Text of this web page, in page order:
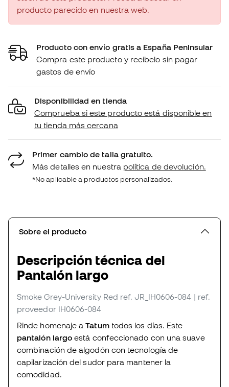
producto parecido en nuestra web.
Producto con envío gratis a España Peninsular
Compra este producto y recíbelo sin pagar
gastos de envío
Disponibilidad en tienda
Comprueba si este producto está disponible en
tu tienda más cercana
Primer cambio de talla gratuito.
Más detalles en nuestra política de devolución.
*No aplicable a productos personalizados.
Sobre el producto
Descripción técnica del
Pantalón largo
Smoke Grey-University Red ref. JR_IH0606-084 | ref.
proveedor IH0606-084
Rinde homenaje aTatumtodos los días. Este
pantalón largo está confeccionado con una suave
combinación de algodón con tecnología de
capilarización del sudor para mantener la
comodidad.